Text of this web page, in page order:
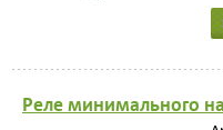
Реле минимального